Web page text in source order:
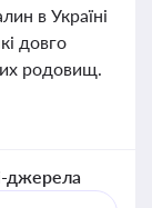
в Україні
довго
родовищ.
джерела